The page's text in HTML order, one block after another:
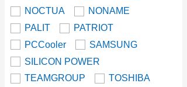
NOCTUA
NONAME
PALIT
PATRIOT
PCCooler
SAMSUNG
SILICON POWER
TEAMGROUP
TOSHIBA